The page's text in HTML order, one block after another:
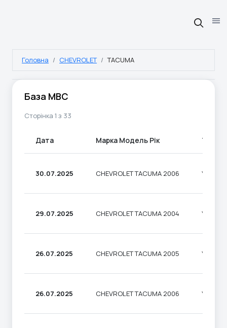
Головна CHEVROLET TACUMA
База МВС
Сторінка 1 з 33
Дата Марка Модель Рік Тип
30.07.2025 CHEVROLET TACUMA 2006
29.07.2025 CHEVROLET TACUMA 2004
26.07.2025 CHEVROLET TACUMA 2005
26.07.2025 CHEVROLET TACUMA 2006